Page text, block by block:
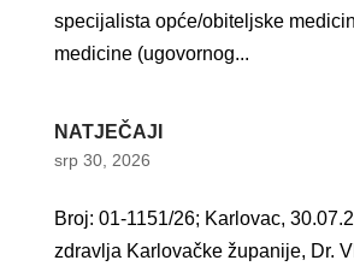
specijalista opće/obiteljske
medicine (ugovornog...
NATJEČAJI
srp 30, 2026
Broj: 01-1151/26; Karlovac,
zdravlja Karlovačke županije, Dr.